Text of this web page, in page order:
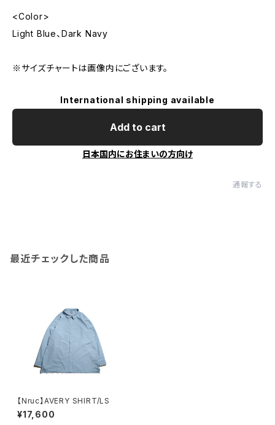
<Color>
Light Blue、Dark Navy
※サイズチャートは画像内にございます。
International shipping available
Add to cart
日本国内にお住まいの方向け
通報する
最近チェックした商品
【Nruc】AVERY SHIRT/LS
¥17,600